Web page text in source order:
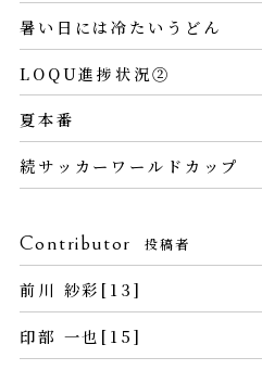
暑い日には冷たいうどん
LOQU進捗状況②
夏本番
続サッカーワールドカップ
Contributor 投稿者
前川 紗彩[13]
印部 一也[15]